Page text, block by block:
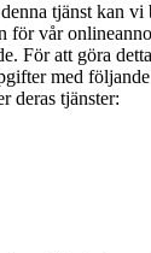
tjänst kan vi
för vår
För att göra
med
deras tjänster: